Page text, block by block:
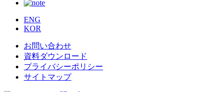
ENG
KOR
お問い合わせ
資料ダウンロード
プライバシーポリシー
サイトマップ